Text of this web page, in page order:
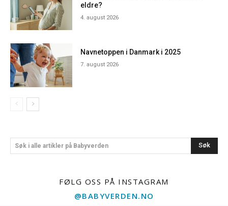
eldre?
4. august 2026
Navnetoppen i Danmark i 2025
7. august 2026
Søk i alle artikler på Babyverden Søk
FØLG OSS PÅ INSTAGRAM
@BABYVERDEN.NO